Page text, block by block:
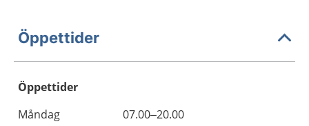
Öppettider
Öppettider
Dag
Öppettider
Kommentarer
Måndag
07.00–20.00